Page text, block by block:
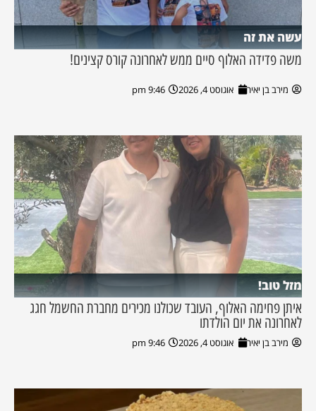
עשה את זה
משה פדידה האלוף סיים ממש לאחרונה קורס קצינים!
מירב בן יאיר אוגוסט 4, 2026 9:46 pm
מזל טוב!
איתן פחימה האלוף, העובד שכולנו מכירים מחברת החשמל חגג
לאחרונה את יום הולדתו
מירב בן יאיר אוגוסט 4, 2026 9:46 pm